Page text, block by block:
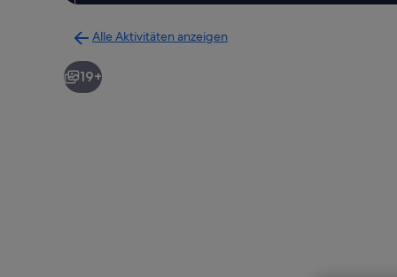
Alle Aktivitäten anzeigen
zur
Ergebnisseite
19+